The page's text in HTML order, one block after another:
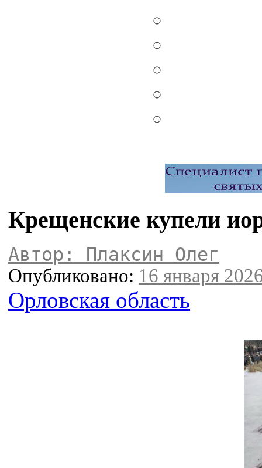
Крещенские купели
Автор: Плаксин Олег
Опубликовано: 16 января
Орловская область